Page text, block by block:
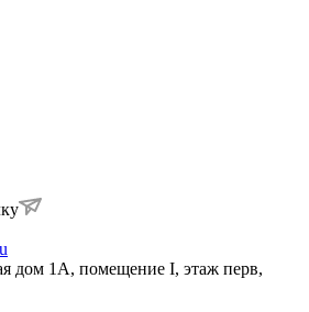
дом 1А, помещение I, этаж перв,